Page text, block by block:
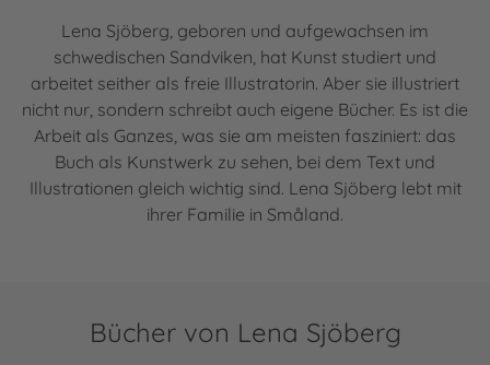
Lena Sjöberg, geboren und aufgewachsen im
schwedischen Sandviken, hat Kunst studiert und
arbeitet seither als freie Illustratorin. Aber sie illustriert
nicht nur, sondern schreibt auch eigene Bücher. Es ist die
Arbeit als Ganzes, was sie am meisten fasziniert: das
Buch als Kunstwerk zu sehen, bei dem Text und
Illustrationen gleich wichtig sind. Lena Sjöberg lebt mit
ihrer Familie in Småland.
Bücher von Lena Sjöberg